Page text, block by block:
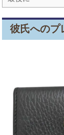
彼氏へのプ